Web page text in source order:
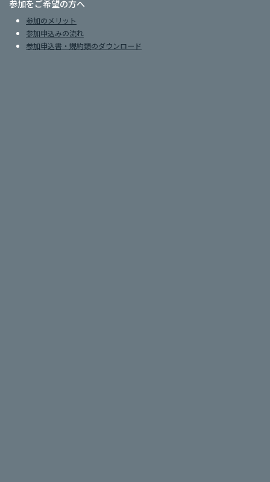
参加をご希望の方へ
参加のメリット
参加申込みの流れ
参加申込書・規約類のダウンロード